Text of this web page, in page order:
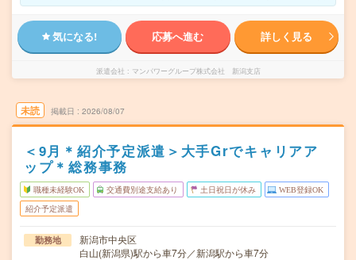
気になる! 応募へ進む 詳しく見る
派遣会社 マンパワーグループ株式会社 新潟支店
未読 掲載日 2026/08/07
＜9月＊紹介予定派遣＞大手Grでキャリアア
ップ＊総務事務
職種未経験OK 交通費別途支給あり 土日祝日が休み WEB登録OK
紹介予定派遣
勤務地
新潟市中央区
白山(新潟県)駅から車7分／新潟駅から車7分